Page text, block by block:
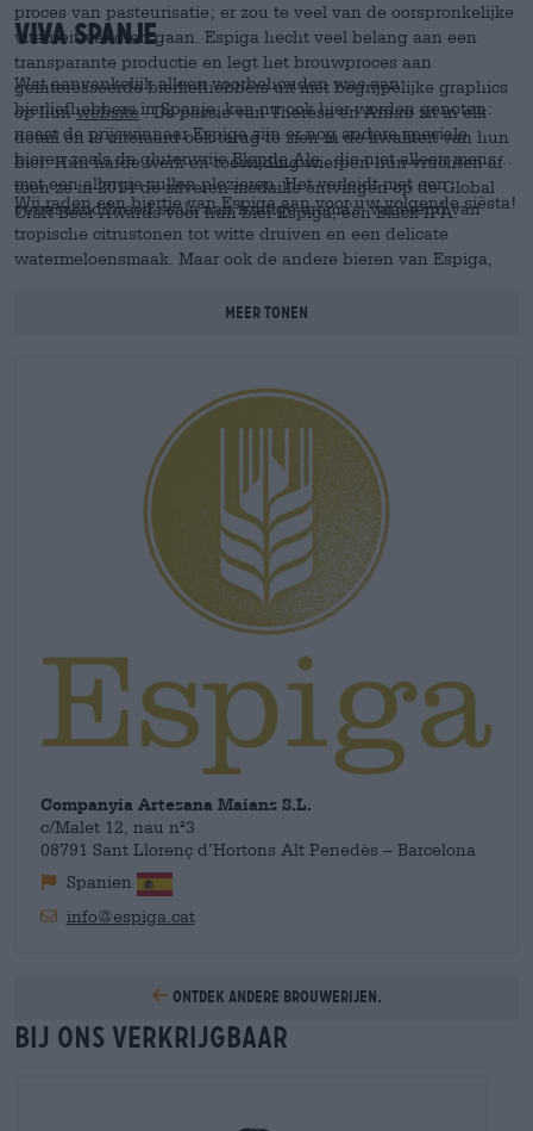
proces van pasteurisatie; er zou te veel van de oorspronkelijke
vitaliteit verloren gaan. Espiga hecht veel belang aan een
transparante productie en legt het brouwproces aan
geïnteresseerde bierliefhebbers uit met begrijpelijke graphics
op hunwebsite. De passie van Theresa en Arnau zit in elk
detail en is uiteraard ook terug te zien in de kwaliteit van hun
bier. Hun harde werk en toewijding wierpen hun vruchten af
toen ze in 2014 de zilveren medaille ontvingen op de Global
Craft Beer Awards voor hun bier Espiga, een Black IPA.
Viva Spanje
Wat aanvankelijk alleen voorbehouden was aan
bierliefhebbers in Spanje, kan nu ook hier worden genoten:
naast de prijswinnaar Espiga zijn er nog andere speciale
bieren zoals de glutenvrijeBlonde Ale, die niet alleen mensen
met een allergie zullen plezieren. Het verleidt met een
verrassend breed scala aan fruitige aroma's, variërend van
tropische citrustonen tot witte druiven en een delicate
watermeloensmaak. Maar ook de andere bieren van Espiga,
stand kwam in samenwerking met de Russische brouwerij On
Wij raden een biertje van Espiga aan voor uw volgende siësta!
Meer tonen
Companyia Artesana Maians S.L.
c/Malet 12, nau nº3
08791 Sant Llorenç d’Hortons Alt Penedès – Barcelona
Spanien
info@espiga.cat
Ontdek andere brouwerijen.
Bij ons verkrijgbaar